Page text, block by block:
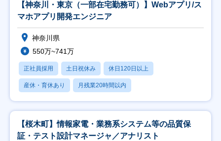
【神奈川・東京（一部在宅勤務可）】Webアプリ/ス
マホアプリ開発エンジニア
神奈川県
550万~741万
正社員採用 土日祝休み 休日120日以上
産休・育休あり 月残業20時間以内
【桜木町】情報家電・業務系システム等の品質保
証・テスト設計マネージャ／アナリスト